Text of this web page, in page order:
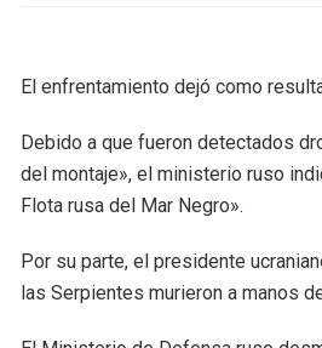
El enfrentamiento dejó como
Debido a que fueron detectados
del montaje», el ministerio ruso
Flota rusa del Mar Negro».
Por su parte, el presidente
las Serpientes murieron a manos